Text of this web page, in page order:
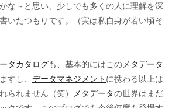
な～と思い、少しでも多くの人に理解を深
いたつもりです。（実は私自身が若い頃そ
タカタログも、基本的にはこの メタデータ
すし、 データマネジメント に携わる以上は
られません（笑） メタデータの世界はまだ